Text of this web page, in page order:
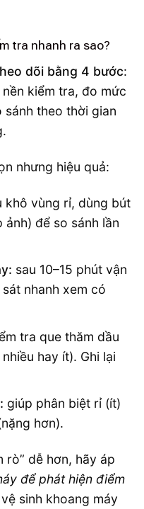
tra nhanh ra sao?
dõi bằng 4 bước:
kiểm tra, đo mức
sánh theo thời gian
nhưng hiệu quả:
khô vùng rỉ, dùng bút
ảnh) để so sánh lần
sau 10–15 phút vận
nhanh xem có
tra que thăm dầu
hay ít). Ghi lại
giúp phân biệt rỉ (ít)
hơn).
rò” dễ hơn, hãy áp
để phát hiện điểm
sinh khoang máy